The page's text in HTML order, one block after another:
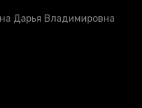
Дарья Владимировна